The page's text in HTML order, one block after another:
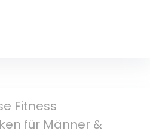
Fitness
für Männer &